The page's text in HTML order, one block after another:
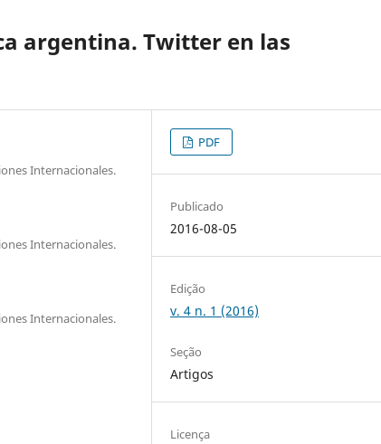
argentina. Twitter en las
Internacionales.
Internacionales.
Internacionales.
PDF
Publicado
2016-08-05
Edição
v. 4 n. 1 (2016)
Seção
Artigos
Licença